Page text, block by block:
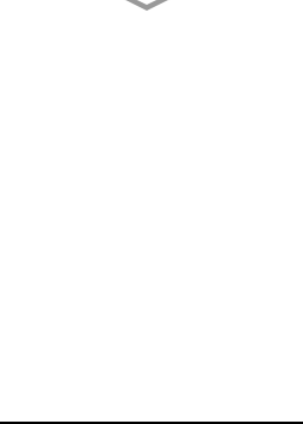
8段ブラック壁掛けワイン